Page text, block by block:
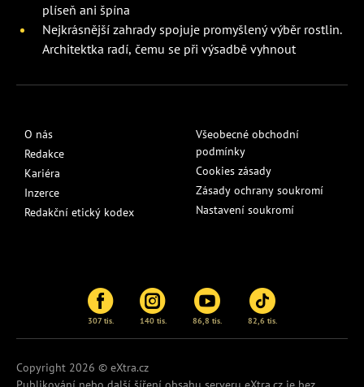
plíseň ani špína
Nejkrásnější zahrady spojuje promyšlený výběr rostlin.
Architektka radí, čemu se při výsadbě vyhnout
O nás
Redakce
Kariéra
Inzerce
Redakční etický kodex
Všeobecné obchodní
podmínky
Cookies zásady
Zásady ochrany soukromí
Nastavení soukromí
307 tis. 140 tis. 86,8 tis. 82,6 tis.
Copyright 2026 © eXtra.cz